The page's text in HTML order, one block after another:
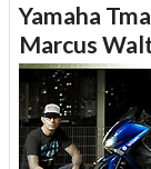
Yamaha
Marcus